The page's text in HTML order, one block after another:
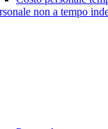
non a tempo